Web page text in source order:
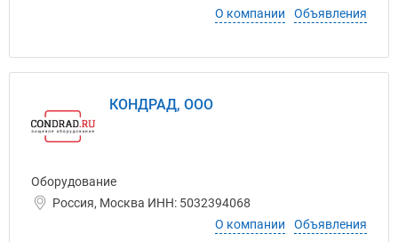
О компании
Объявления
КОНДРАД, ООО
Оборудование
Россия, Москва ИНН: 5032394068
О компании
Объявления